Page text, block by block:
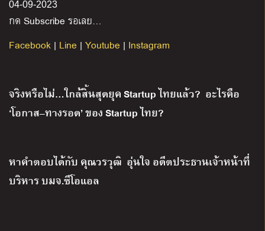
04-09-2023
กด Subscribe รอเลย…
Facebook | Line | Youtube | Instagram
จริงหรือไม่…ใกล้สิ้นสุดยุคStartupไทยแล้ว? อะไรคือ
‘โอกาส–ทางรอด’ของStartupไทย?
หาคำตอบได้กับ คุณวรวุฒิ อุ่นใจ อดีตประธานเจ้าหน้าที่
บริหาร บมจ.ซีโอแอล